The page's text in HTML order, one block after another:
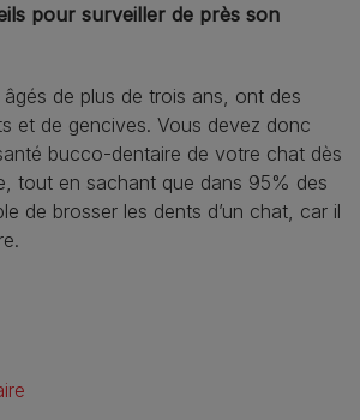
pour surveiller de près son
de plus de trois ans, ont des
et de gencives. Vous devez donc
bucco-dentaire de votre chat dès
tout en sachant que dans 95% des
de brosser les dents d’un chat, car il